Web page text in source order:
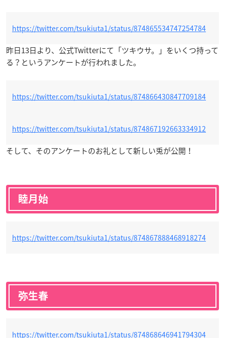
https://twitter.com/tsukiuta1/status/874865534747254784
昨日13日より、公式Twitterにて「ツキウサ。」をいくつ持って
る？というアンケートが行われました。
https://twitter.com/tsukiuta1/status/874866430847709184
https://twitter.com/tsukiuta1/status/874867192663334912
そして、そのアンケートのお礼として新しい兎が公開！
睦月始
https://twitter.com/tsukiuta1/status/874867888468918274
弥生春
https://twitter.com/tsukiuta1/status/874868646941794304